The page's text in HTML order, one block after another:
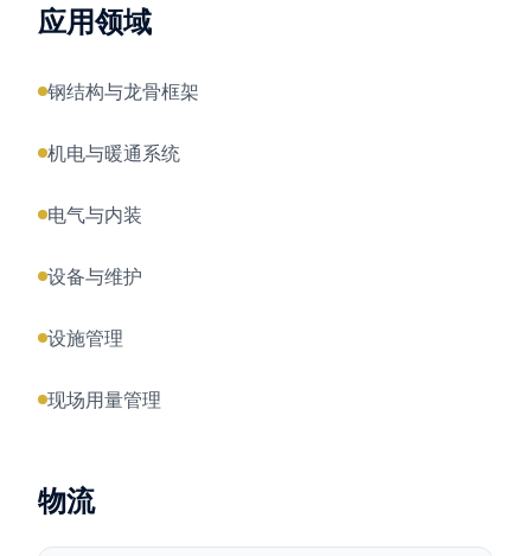
应用领域
钢结构与龙骨框架
机电与暖通系统
电气与内装
设备与维护
设施管理
现场用量管理
物流